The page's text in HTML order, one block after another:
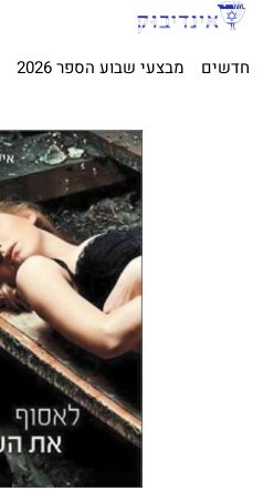
חדשים מבצעי שבוע הספר 2026